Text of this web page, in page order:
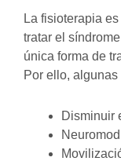
La fisioterapia
tratar el
única forma de
Por ello,
Disminuir